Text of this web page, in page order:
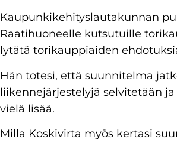
Kaupunkikehityslautakunnan
Raatihuoneelle kutsutuille
lytätä torikauppiaiden
Hän totesi, että suunnitelma
liikennejärjestelyjä selvitetään
vielä lisää.
Milla Koskivirta myös kertasi